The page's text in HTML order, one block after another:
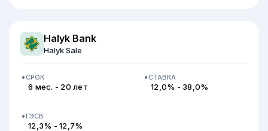
Halyk Bank
Halyk Sale
СРОК
6 мес. - 20 лет
СТАВКА
12,0% - 38,0%
ГЭСВ
12,3% - 12,7%